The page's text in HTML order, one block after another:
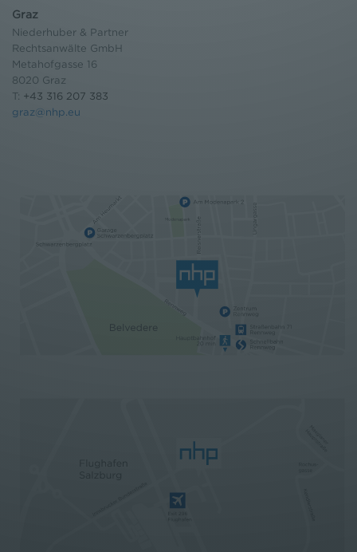
Graz
Niederhuber & Partner
Rechtsanwälte GmbH
Metahofgasse 16
8020 Graz
T: +43 316 207 383
graz@nhp.eu